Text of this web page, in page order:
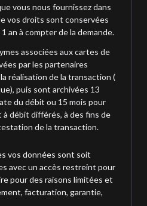
vous nous fournissez dans
vos droits sont conservées
an à compter de la demande.
associées aux cartes de
par les partenaires
réalisation de la transaction (
puis sont archivées 13
du débit ou 15 mois pour
débit différés, à des fins de
de la transaction.
vos données sont soit
avec un accès restreint pour
pour des raisons limitées et
facturation, garantie,